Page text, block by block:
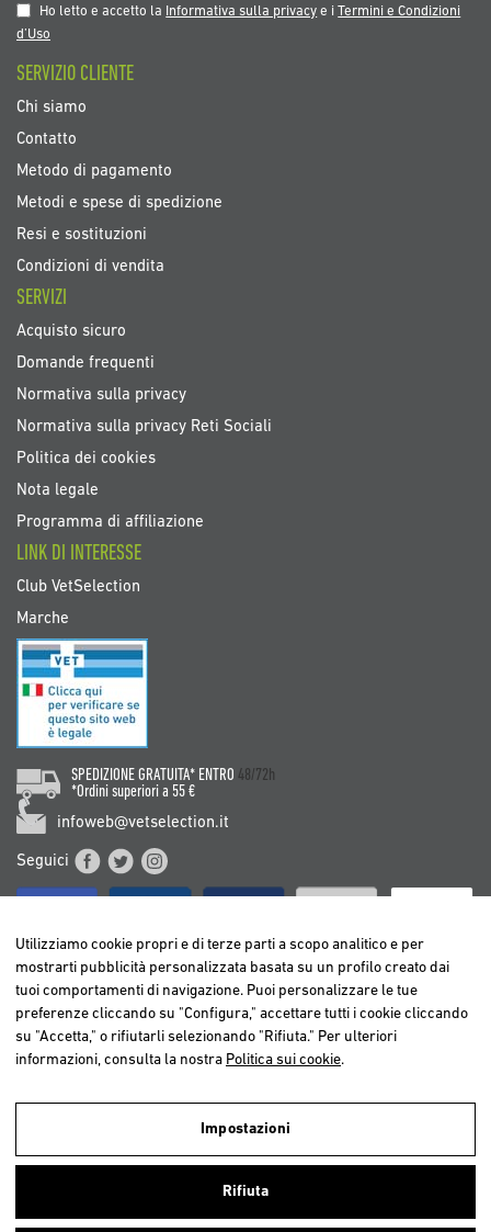
Utilizziamo cookies propri e di terze parti per realizzare analisi della
navigazione degli utenti e così poter offrire un miglior servizio.
ulteriori informazioniclicca qui.
nostra
Newsletter:
Ho letto e accetto la Informativa sulla privacy e i
Termini e Condizioni
d’Uso
SERVIZIO CLIENTE
Chi siamo
Contatto
Metodo di pagamento
Metodi e spese di spedizione
Resi e sostituzioni
Condizioni di vendita
SERVIZI
Acquisto sicuro
Domande frequenti
Normativa sulla privacy
Normativa sulla privacy Reti Sociali
Politica dei cookies
Nota legale
Programma di affiliazione
LINK DI INTERESSE
Club VetSelection
Marche
SPEDIZIONE GRATUITA* ENTRO 48/72h
*Ordini superiori a 55 €
infoweb@vetselection.it
Seguici
BELGIË / BELGIQUE
DEUTSCHLAND
ESPAÑA
ITALIA
ÖSTERREICH
Utilizziamo cookie propri e di terze parti a scopo analitico e per
mostrarti pubblicità personalizzata basata su un profilo creato dai
tuoi comportamenti di navigazione. Puoi personalizzare le tue
preferenze cliccando su "Configura," accettare tutti i cookie cliccando
su "Accetta," o rifiutarli selezionando "Rifiuta." Per ulteriori
informazioni, consulta la nostra Politica sui cookie.
Impostazioni
Rifiuta